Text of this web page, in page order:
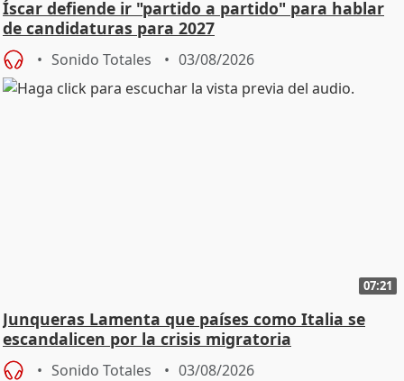
Íscar defiende ir "partido a partido" para hablar
de candidaturas para 2027
Sonido Totales 03/08/2026
07:21
Junqueras Lamenta que países como Italia se
escandalicen por la crisis migratoria
Sonido Totales 03/08/2026